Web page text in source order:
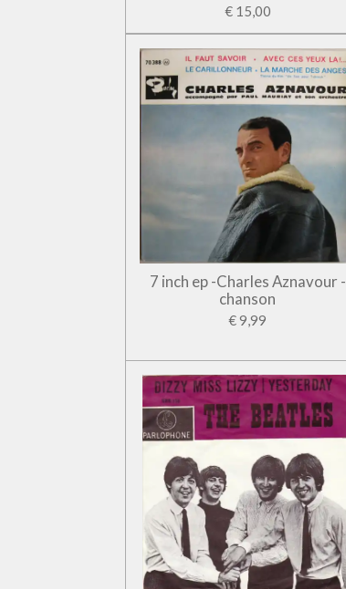
€ 15,00
7 inch ep -Charles Aznavour -
chanson
€ 9,99